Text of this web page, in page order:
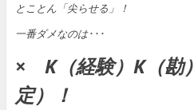
とことん「尖らせる」！
一番ダメなのは･･･
× K（経験）K（勘
定）！